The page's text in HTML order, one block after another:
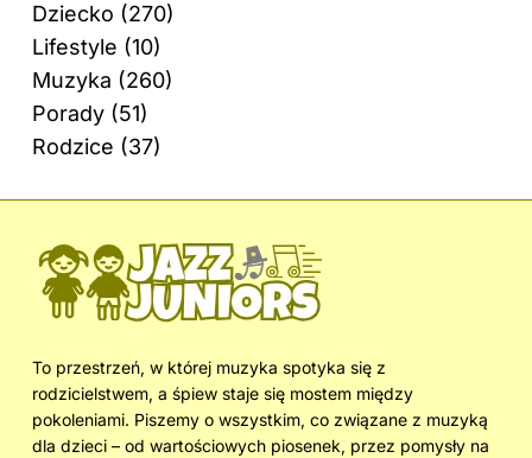
Dziecko (270)
Lifestyle (10)
Muzyka (260)
Porady (51)
Rodzice (37)
To przestrzeń, w której muzyka spotyka się z
rodzicielstwem, a śpiew staje się mostem między
pokoleniami. Piszemy o wszystkim, co związane z muzyką
dla dzieci – od wartościowych piosenek, przez pomysły na